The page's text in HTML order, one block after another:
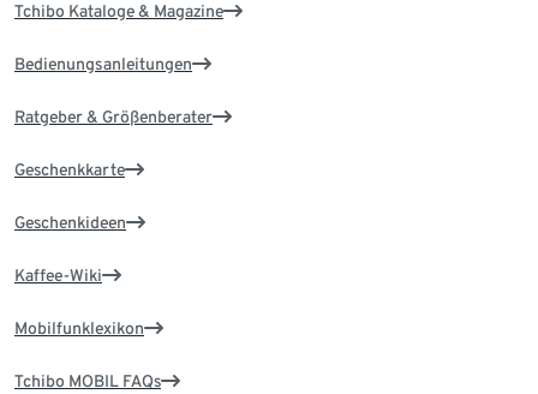
Tchibo Kataloge & Magazine
Bedienungsanleitungen
Ratgeber & Größenberater
Geschenkkarte
Geschenkideen
Kaffee-Wiki
Mobilfunklexikon
Tchibo MOBIL FAQs